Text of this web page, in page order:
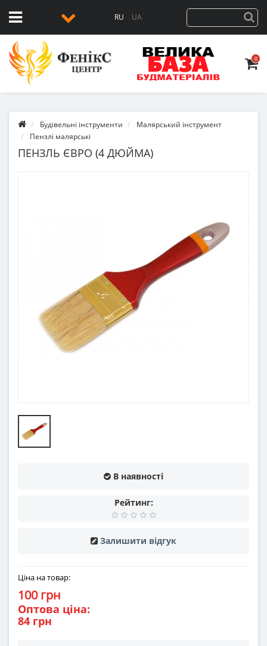
RU UA
0
Будівельні інструменти
Малярський інструмент
Пензлі малярські
ПЕНЗЛЬ ЄВРО (4 ДЮЙМА)
В наявності
Рейтинг:
Залишити відгук
Ціна на товар:
100 грн
Оптова ціна:
84 грн